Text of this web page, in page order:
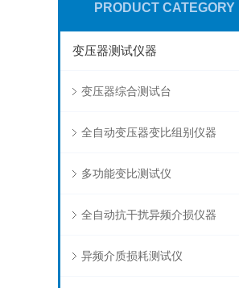
PRODUCT CATEGORY
变压器测试仪器
变压器综合测试台
全自动变压器变比组别仪器
多功能变比测试仪
全自动抗干扰异频介损仪器
异频介质损耗测试仪